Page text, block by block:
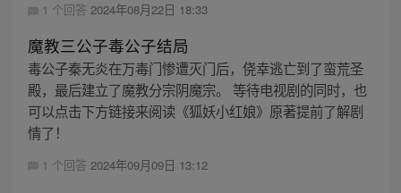
1 个回答 2024年08月22日 18:33
魔教三公子毒公子结局
毒公子秦无炎在万毒门惨遭灭门后，侥幸逃亡到了蛮荒圣
殿，最后建立了魔教分宗阴魔宗。 等待电视剧的同时，也
可以点击下方链接来阅读《狐妖小红娘》原著提前了解剧
情了！
1 个回答 2024年09月09日 13:12